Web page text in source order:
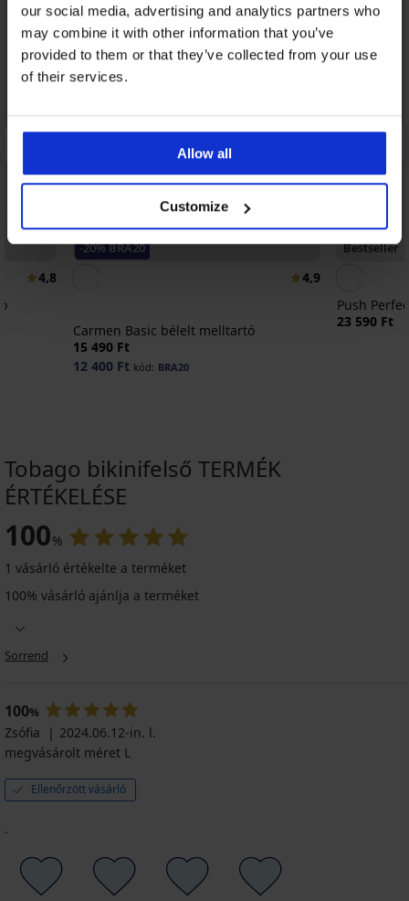
our social media, advertising and analytics partners who
may combine it with other information that you’ve
provided to them or that they’ve collected from your use
of their services.
Allow all
Customize
4,8
-20% BRA20
4,9
Carmen Basic bélelt melltartó
15 490 Ft
12 400 Ft kód: BRA20
Bestseller
Push
23 590 Ft
Tobago bikinifelső TERMÉK
ÉRTÉKELÉSE
100%
1 vásárló értékelte a terméket
100% vásárló ajánlja a terméket
Sorrend
100%
Zsófia
2024.06.12-in. l.
megvásárolt méret L
Ellenőrzött vásárló
.